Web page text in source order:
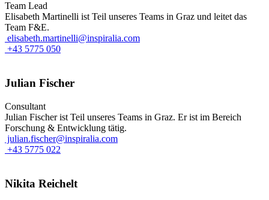
Team Lead
Elisabeth Martinelli ist Teil unseres Teams in Graz und leitet das
Team F&E.
elisabeth.martinelli@inspiralia.com
+43 5775 050
Julian Fischer
Consultant
Julian Fischer ist Teil unseres Teams in Graz. Er ist im Bereich
Forschung & Entwicklung tätig.
julian.fischer@inspiralia.com
+43 5775 022
Nikita Reichelt